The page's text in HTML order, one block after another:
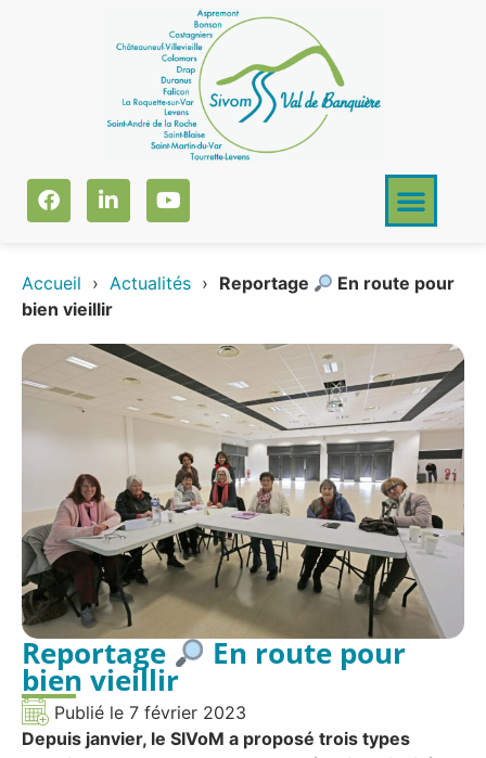
Accueil › Actualités › Reportage
En route pour
bien vieillir
Reportage En route pour
bien vieillir
Publié le 7 février 2023
Depuis janvier, le SIVoM a proposé trois types